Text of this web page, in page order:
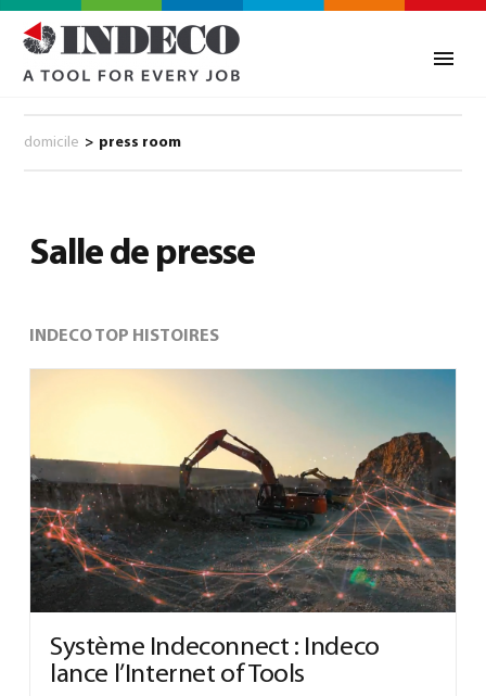
0
domicile > press room
Salle de presse
INDECO TOP HISTOIRES
Système Indeconnect : Indeco
lance l’Internet of Tools